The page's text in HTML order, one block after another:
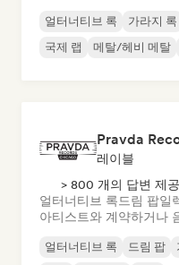
얼터너티브 록 가라지 록
국제 랩
메탈/헤비 메탈
Pravda
레이블
> 800 개의 답변 제공
얼터너티브 록드림 팝일
아티스트와 계약하거나
얼터너티브 록 드림 팝